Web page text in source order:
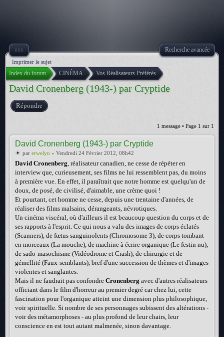
↓↓↓ Recherche avancée
Imprimer le sujet
Index du forum CINÉMA Vos Réalisateurs Préférés
David Cronenberg (1943-) par Cryptide
Répondre
1 message • Page 1 sur 1
David Cronenberg (1943-) par Cryptide
par erwelyn » Vendredi 24 Février 2012, 08h42
David Cronenberg, réalisateur canadien, ne cesse de répéter en
interview que, curieusement, ses films ne lui ressemblent pas, du moins
à première vue. En effet, il paraîtrait que notre homme est quelqu'un de
doux, de posé, de civilisé, d'aimable, une crème quoi !
Et pourtant, cet homme ne cesse, depuis une trentaine d'années, de
réaliser des films malsains, dérangeants, névrotiques.
Un cinéma viscéral, où d'ailleurs il est beaucoup question du corps et de
ses rapports à l'esprit. Ce qui nous a valu des images de corps éclatés
(Scanners), de fœtus sanguinolents (Chromosome 3), de corps tombant
en morceaux (La mouche), de machine à écrire organique (Le festin nu),
de sado-masochisme (Vidéodrome et Crash), de chirurgie et de
gémellité (Faux-semblants), bref d'une succession de thèmes et d'images
violentes et sanglantes.
Mais il ne faudrait pas confondre Cronenberg avec d'autres réalisateurs
officiant dans le film d'horreur au premier degré car chez lui, cette
fascination pour l'organique atteint une dimension plus philosophique,
voir spirituelle. Si nombre de ses personnages subissent des altérations -
voir des métamorphoses - au plus profond de leur chairs, leur
conscience en est tout autant malmenée, sinon davantage.